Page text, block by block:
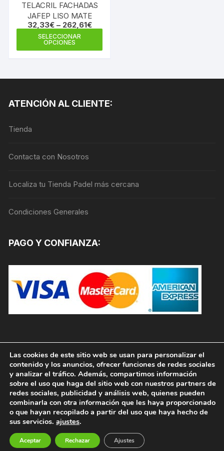
TELACRIL FACHADAS
JAFEP LISO MATE
32,33€– 262,61€
SELECCIONAR
OPCIONES
opciones
ATENCIÓN AL CLIENTE:
Tienda
Contacta con Nosotros
Localiza tu Tienda Padel más cercana
Condiciones Generales
PAGO Y CONFIANZA:
Copyright © 2026, PINTURAS JAFEP |
PADELPINTURAS.COM. Todos los derechos reservados.
Las cookies de este sitio web se usan para personalizar el
contenido y los anuncios, ofrecer funciones de redes sociales
y analizar el tráfico. Además, compartimos información
sobre el uso que haga del sitio web con nuestros partners de
redes sociales, publicidad y análisis web, quienes pueden
combinarla con otra información que les haya proporcionado
o que hayan recopilado a partir del uso que haya hecho de
sus servicios. ajustes.
Aceptar Rechazar Ajustes